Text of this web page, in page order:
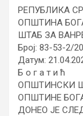
РЕПУБЛИКА
ОПШТИНА
ШТАБ ЗА
Број: 83-53-2/
Датум:
Б o г а т и ћ
ОПШТИНСКИ
ОПШТИНЕ
ДОНЕО ЈЕ